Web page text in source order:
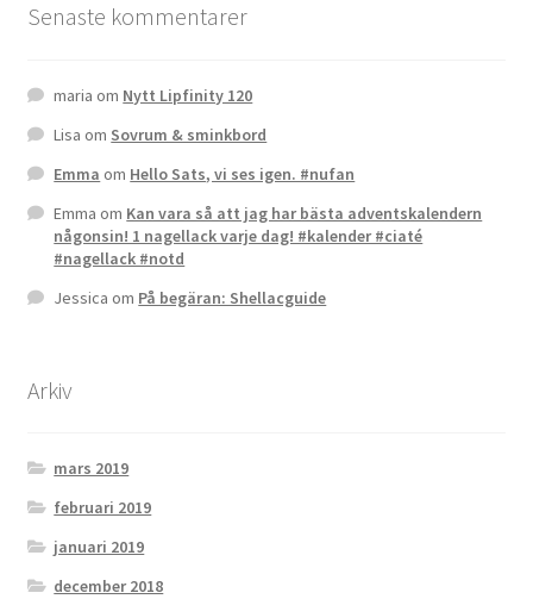
Senaste kommentarer
maria om Nytt Lipfinity 120
Lisa om Sovrum & sminkbord
Emma om Hello Sats, vi ses igen. #nufan
Emma om Kan vara så att jag har bästa adventskalendern
någonsin! 1 nagellack varje dag! #kalender #ciaté
#nagellack #notd
Jessica om På begäran: Shellacguide
Arkiv
mars 2019
februari 2019
januari 2019
december 2018